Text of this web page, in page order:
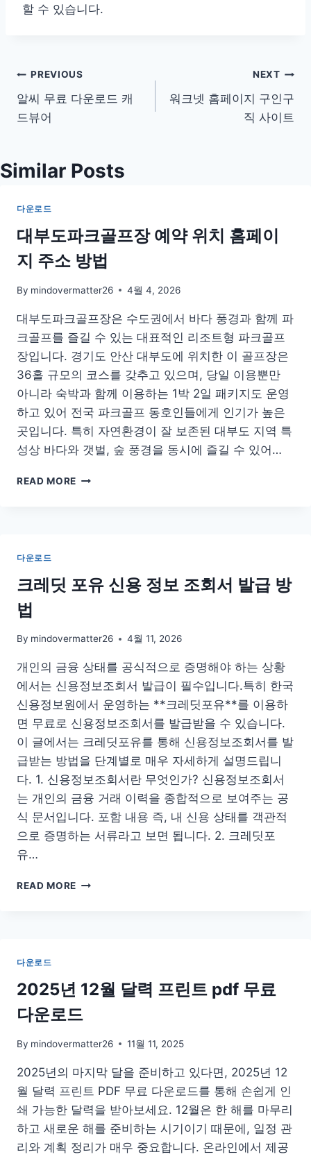
할 수 있습니다.
글
탐
PREVIOUS
알씨 무료 다운로드 캐
드뷰어
NEXT
워크넷 홈페이지 구인구
직 사이트
Similar Posts
다운로드
대부도파크골프장 예약 위치 홈페이
지 주소 방법
By mindovermatter26 4월 4, 2026
대부도파크골프장은 수도권에서 바다 풍경과 함께 파
크골프를 즐길 수 있는 대표적인 리조트형 파크골프
장입니다. 경기도 안산 대부도에 위치한 이 골프장은
36홀 규모의 코스를 갖추고 있으며, 당일 이용뿐만
아니라 숙박과 함께 이용하는 1박 2일 패키지도 운영
하고 있어 전국 파크골프 동호인들에게 인기가 높은
곳입니다. 특히 자연환경이 잘 보존된 대부도 지역 특
성상 바다와 갯벌, 숲 풍경을 동시에 즐길 수 있어…
READ MORE
장
예
치
페
이
주
소
방
법
다운로드
크레딧 포유 신용 정보 조회서 발급 방
법
By mindovermatter26 4월 11, 2026
개인의 금융 상태를 공식적으로 증명해야 하는 상황
에서는 신용정보조회서 발급이 필수입니다.특히 한국
신용정보원에서 운영하는 **크레딧포유**를 이용하
면 무료로 신용정보조회서를 발급받을 수 있습니다.
이 글에서는 크레딧포유를 통해 신용정보조회서를 발
급받는 방법을 단계별로 매우 자세하게 설명드립니
다. 1. 신용정보조회서란 무엇인가? 신용정보조회서
는 개인의 금융 거래 이력을 종합적으로 보여주는 공
식 문서입니다. 포함 내용 즉, 내 신용 상태를 객관적
으로 증명하는 서류라고 보면 됩니다. 2. 크레딧포
유…
READ MORE 크
정
보
조
서
급
방
다운로드
2025년 12월 달력 프린트 pdf 무료
다운로드
By mindovermatter26 11월 11, 2025
2025년의 마지막 달을 준비하고 있다면, 2025년 12
월 달력 프린트 PDF 무료 다운로드를 통해 손쉽게 인
쇄 가능한 달력을 받아보세요. 12월은 한 해를 마무리
하고 새로운 해를 준비하는 시기이기 때문에, 일정 관
리와 계획 정리가 매우 중요합니다. 온라인에서 제공